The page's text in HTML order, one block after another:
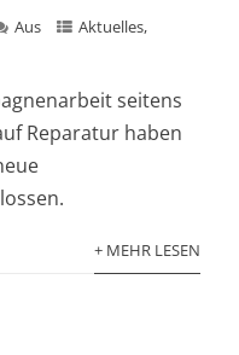
Aus Aktuelles,
seitens
Reparatur haben
+ MEHR LESEN